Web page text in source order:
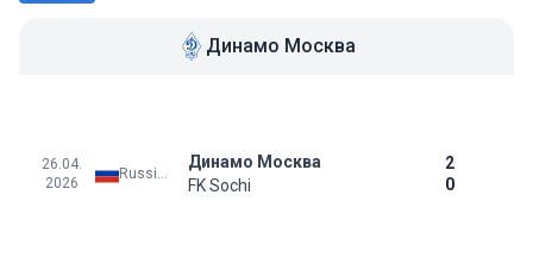
Динамо Москва
26.04.
2026
Динамо Москва
2
0
FK Sochi